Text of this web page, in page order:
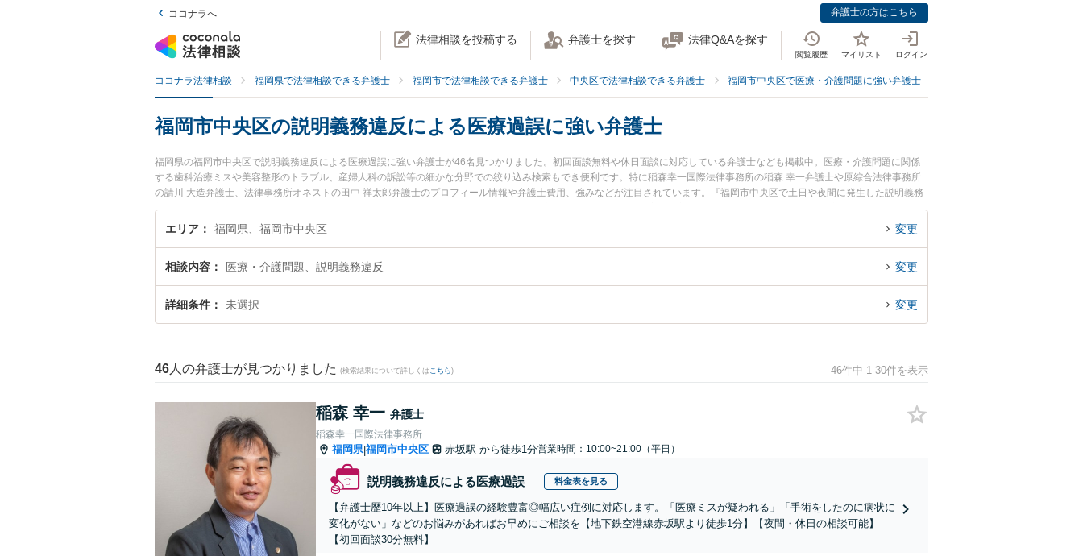
ココナラへ 弁護士の方はこちら
法律相談を投稿する 弁護士を探す 法律Q&Aを探す
閲覧履歴 マイリスト ログイン
ココナラ法律相談 福岡県で法律相談できる弁護士 福岡市で法律相談できる弁護士 中央区で法律相談できる弁護士 福岡市中央区で医療・介護問題に強い弁護士
福岡市中央区の説明義務違反による医療過誤に強い弁護士
福岡県の福岡市中央区で説明義務違反による医療過誤に強い弁護士が46名見つかりました。初回面談無料や休日面談に対応している弁護士なども掲載中。医療・介護問題に関係
する歯科治療ミスや美容整形のトラブル、産婦人科の訴訟等の細かな分野での絞り込み検索もでき便利です。特に稲森幸一国際法律事務所の稲森 幸一弁護士や原綜合法律事務所
の請川 大造弁護士、法律事務所オネストの田中 祥太郎弁護士のプロフィール情報や弁護士費用、強みなどが注目されています。『福岡市中央区で土日や夜間に発生した説明義務
違反による医療過誤のトラブルを今すぐに弁護士に相談したい』『説明義務違反による医療過誤のトラブル解決の実績豊富な近くの弁護士を検索したい』『初回相談無料で説明義
務違反による医療過誤を法律相談できる福岡市中央区内の弁護士に相談予約したい』などでお困りの相談者さんにおすすめです。
エリア 福岡県、福岡市中央区 変更
相談内容 医療・介護問題、説明義務違反 変更
詳細条件 未選択 変更
46 人の弁護士が見つかりました (検索結果について詳しくは こちら) 46件中 1-30件を表示
稲森 幸一 弁護士
稲森幸一国際法律事務所
福岡県|福岡市中央区 赤坂駅 から徒歩1分営業時間：10:00~21:00（平日）
説明義務違反による医療過誤 料金表を見る
【弁護士歴10年以上】医療過誤の経験豊富◎幅広い症例に対応します。「医療ミスが疑われる」「手術をしたのに病状に
変化がない」などのお悩みがあればお早めにご相談を【地下鉄空港線赤坂駅より徒歩1分】【夜間・休日の相談可能】
【初回面談30分無料】